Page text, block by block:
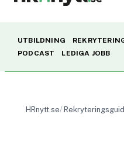
UTBILDNING
PODCAST
LEDIGA JOBB
HRnytt.se